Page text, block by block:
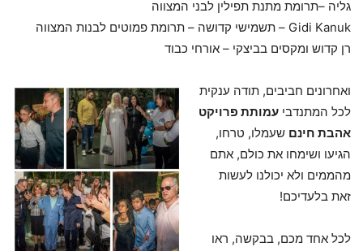
גליה –תרומת מתנת תפילין לבני המצווה
Gidi Kanuk – תשמישי קדושה – תרומת פמוטים לבנות המצווה
רן קדוש ומקסים בביצקי – אורחי כבוד
ואחרונים חביבים, תודה ענקית
לכל המתנדבי עמותת פרויקט
אהבת חינם שעמלו, טרחו,
הגיעו ושימחו את כולם, אתם
מהממים ולא יכולנו לעשות
זאת בלעדיכם!
לכל אחד מכם, בבקשה, ראו